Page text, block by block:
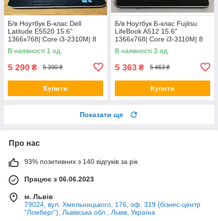
Б/в Ноутбук Б-клас Dell
Latitude E5520 15.6"
1366x768| Core i3-2310M| 8
GB RAM| 128 GB SSD| HD
3000
В наявності 1 од.
5 290 ₴ 5 390 ₴
Купити
Б/в Ноутбук Б-клас Fujitsu
LifeBook A512 15.6"
1366x768| Core i3-3110M| 8
GB RAM| 320 GB HDD| HD
4000
В наявності 3 од.
5 363 ₴ 5 463 ₴
Купити
Показати ще
Про нас
93% позитивних з 140 відгуків за рік
Працює з 06.06.2023
м. Львів
79024, вул. Хмельницького, 176, оф. 319 (бізнес-центр
"Лємберг"), Львівська обл., Львів, Україна